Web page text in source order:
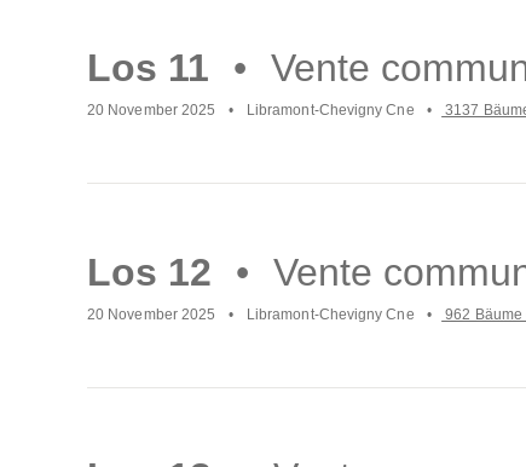
Los 11 Vente
20 November 2025 Libramont-Chevigny Cne 3137
Los 12 Vente
20 November 2025 Libramont-Chevigny Cne 962 Bäume